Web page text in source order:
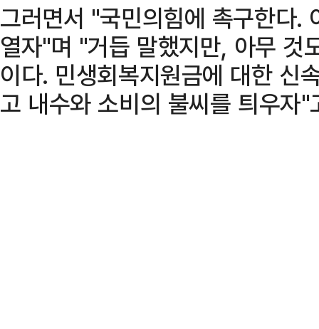
그러면서 "국민의힘에 촉구한다.
열자"며 "거듭 말했지만, 아무 것
이다. 민생회복지원금에 대한 신
고 내수와 소비의 불씨를 틔우자"